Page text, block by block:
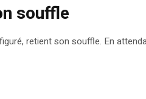
souffle
retient son souffle. En